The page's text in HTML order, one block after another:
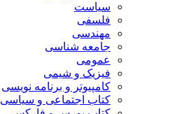
سیاست
فلسفی
مهندسی
جامعه شناسی
عمومی
فیزیک و شیمی
کامپیوتر و برنامه نویسی
کتاب اجتماعی و سیاسی